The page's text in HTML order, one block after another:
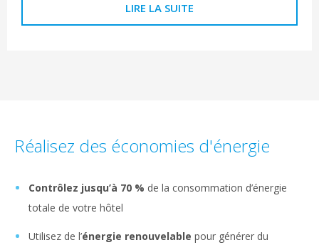
LIRE LA SUITE
Réalisez des économies d'énergie
Contrôlez jusqu’à 70 % de la consommation d’énergie
totale de votre hôtel
Utilisez de l’énergie renouvelable pour générer du